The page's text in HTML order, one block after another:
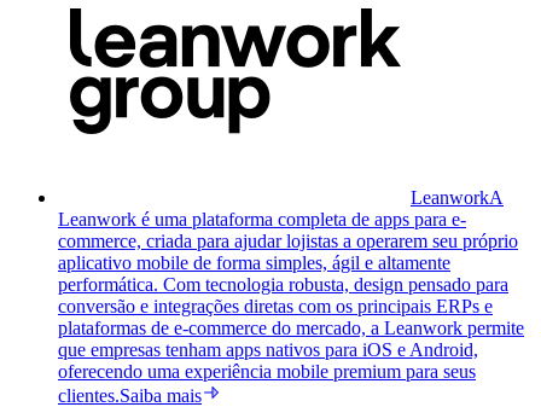
LeanworkA
Leanwork é uma plataforma completa de apps para e-
commerce, criada para ajudar lojistas a operarem seu próprio
aplicativo mobile de forma simples, ágil e altamente
performática. Com tecnologia robusta, design pensado para
conversão e integrações diretas com os principais ERPs e
plataformas de e-commerce do mercado, a Leanwork permite
que empresas tenham apps nativos para iOS e Android,
oferecendo uma experiência mobile premium para seus
clientes.Saiba mais